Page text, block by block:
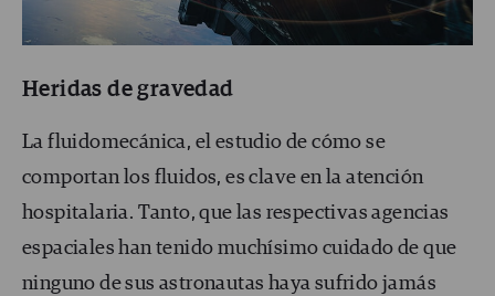
Heridas de gravedad
La fluidomecánica, el estudio de cómo se
comportan los fluidos, es clave en la atención
hospitalaria. Tanto, que las respectivas agencias
espaciales han tenido muchísimo cuidado de que
ninguno de sus astronautas haya sufrido jamás